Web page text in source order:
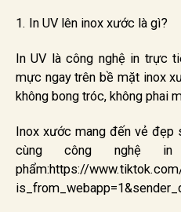
1. In UV lên inox xước là gì?
In UV là công nghệ in trực
mực ngay trên bề mặt inox
không bong tróc, không phai
Inox xước mang đến vẻ đẹp
cùng công nghệ
phẩm:https://